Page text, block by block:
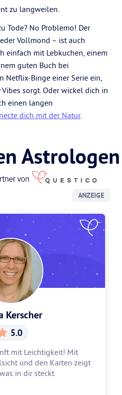
zu langweilen.
Tode? No Problemo! Der
Vollmond – ist auch
einfach mit Lebkuchen, einem
guten Buch bei
Netflix-Binge einer Serie ein,
sorgt. Oder wickel dich in
einen langen
dich mit der Natur.
Astrologen
ANZEIGE
Kerscher
5.0
mit Leichtigkeit! Mit
und den Karten zeigt
in dir steckt.